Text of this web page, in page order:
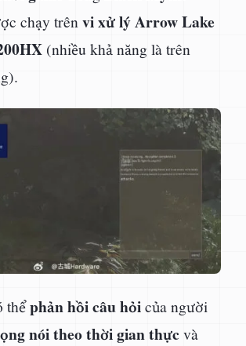
chạy trên vi xử lý Arrow Lake
(nhiều khả năng là trên
thểphản hồi câu hỏicủa người
nói theo thời gian thực và